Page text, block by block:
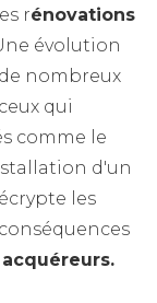
rénovations
évolution
nombreux
qui
comme le
d'un
les